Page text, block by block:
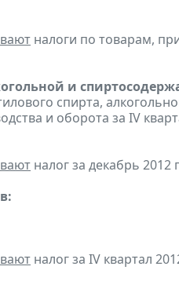
налоги по товарам,
и
спирта,
и оборота за IV
налог за декабрь 2012
налог за IV квартал